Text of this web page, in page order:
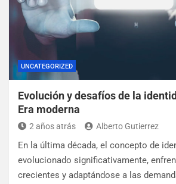
UNCATEGORIZED
Evolución y desafíos de la
Era moderna
2 años atrás Alberto Gutierrez
En la última década, el concepto de
evolucionado significativamente,
crecientes y adaptándose a las